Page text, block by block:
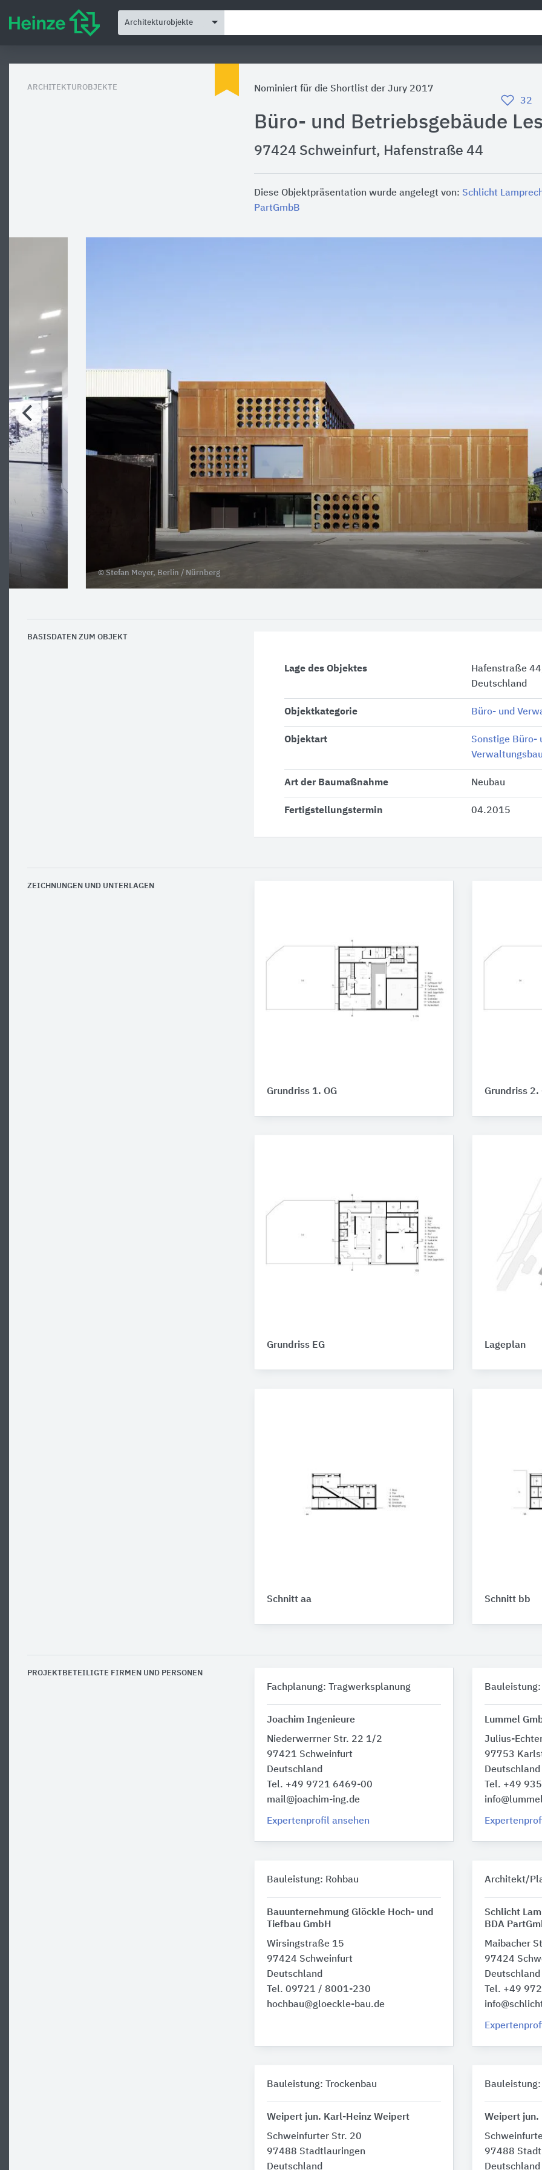
Architekturobjekte
ARCHITEKTUROBJEKTE
Nominiert für die Shortlist der Jury 2017
32
Büro- und Betriebsgebäude
97424 Schweinfurt, Hafenstraße 44
Diese Objektpräsentation wurde angelegt von: Schlicht
PartGmbB
© Stefan Meyer, Berlin / Nürnberg
BASISDATEN ZUM OBJEKT
Lage des Objektes
Hafenstraße
Deutschland
Objektkategorie Büro- und
Objektart
Sonstige Büro-
Art der Baumaßnahme Neubau
Fertigstellungstermin 04.2015
ZEICHNUNGEN UND UNTERLAGEN
Grundriss 1. OG Grundriss 2.
Grundriss EG Lageplan
Schnitt aa Schnitt bb
PROJEKTBETEILIGTE FIRMEN UND PERSONEN
Fachplanung: Tragwerksplanung
Joachim Ingenieure
Niederwerrner Str. 22 1/2
97421 Schweinfurt
Deutschland
Tel. +49 9721 6469-00
mail@joachim-ing.de
Expertenprofil ansehen
Bauleistung:
Lummel
Julius-
97753
Deutschland
Tel. +49
Bauleistung: Rohbau
Bauunternehmung Glöckle Hoch- und
Tiefbau GmbH
Wirsingstraße 15
97424 Schweinfurt
Deutschland
Tel. 09721 / 8001-230
hochbau@gloeckle-bau.de
Architekt/
Schlicht
BDA
Maibacher
97424
Deutschland
Tel. +49
Bauleistung: Trockenbau
Weipert jun. Karl-Heinz Weipert
Schweinfurter Str. 20
97488 Stadtlauringen
Deutschland
Weipert jun.
97488
Deutschland